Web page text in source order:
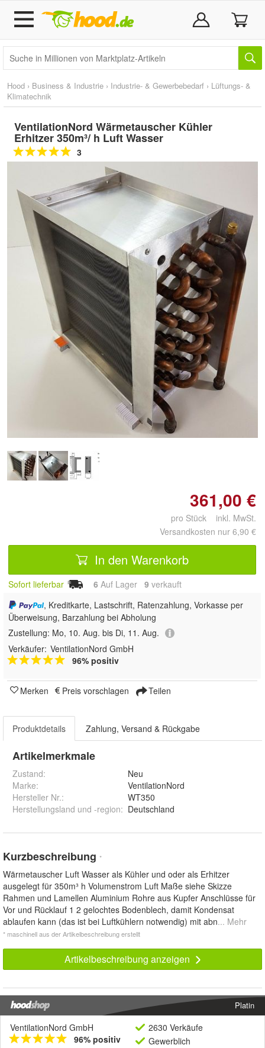
Hood › Business & Industrie › Industrie- & Gewerbebedarf › Lüftungs- &
Klimatechnik
VentilationNord Wärmetauscher Kühler
Erhitzer 350m³/ h Luft Wasser
3
361,00 €
pro Stück inkl. MwSt.
Versandkosten nur 6,90 €
In den Warenkorb
Sofort lieferbar 6 Auf Lager 9 verkauft
, Kreditkarte, Lastschrift, Ratenzahlung, Vorkasse per
Überweisung, Barzahlung bei Abholung
Zustellung: Mo, 10. Aug. bis Di, 11. Aug.
Verkäufer: VentilationNord GmbH
96% positiv
Merken Preis vorschlagen Teilen
Produktdetails Zahlung, Versand & Rückgabe
Artikelmerkmale
Zustand:
Neu
Marke:
VentilationNord
Hersteller Nr.:
WT350
Herstellungsland und -region: Deutschland
Kurzbeschreibung *
Wärmetauscher Luft Wasser als Kühler und oder als Erhitzer
ausgelegt für 350m³ h Volumenstrom Luft Maße siehe Skizze
Rahmen und Lamellen Aluminium Rohre aus Kupfer Anschlüsse für
Vor und Rücklauf 1 2 gelochtes Bodenblech, damit Kondensat
ablaufen kann (das ist bei Luftkühlern notwendig) mit abn... Mehr
* maschinell aus der Artikelbeschreibung erstellt
Artikelbeschreibung anzeigen
Platin
VentilationNord GmbH
96% positiv
2630 Verkäufe
Gewerblich